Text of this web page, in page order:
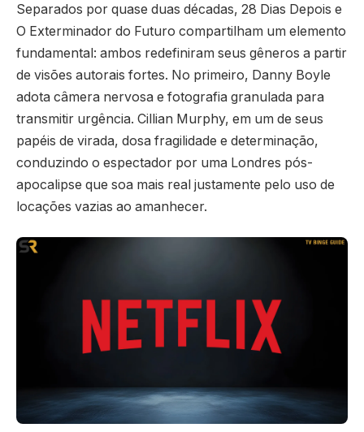
Separados por quase duas décadas, 28 Dias Depois e
O Exterminador do Futuro compartilham um elemento
fundamental: ambos redefiniram seus gêneros a partir
de visões autorais fortes. No primeiro, Danny Boyle
adota câmera nervosa e fotografia granulada para
transmitir urgência. Cillian Murphy, em um de seus
papéis de virada, dosa fragilidade e determinação,
conduzindo o espectador por uma Londres pós-
apocalipse que soa mais real justamente pelo uso de
locações vazias ao amanhecer.